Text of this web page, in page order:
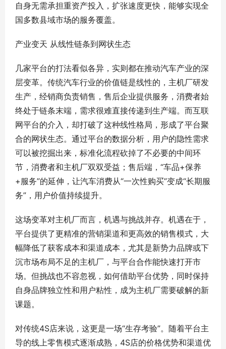
自身无需承担重资产投入，扩张速度更快，能够实现全
国多数县域市场的服务覆盖。
产业变天 从线性链条到网状生态
几家平台的打法看似各异，实则都在推动汽车产业的深
层变革。传统汽车行业的价值链是线性的，主机厂研发
生产，经销商负责销售，售后企业提供服务，消费者始
终处于链条末端，需求很难直接传递到生产端。而互联
网平台的介入，却打破了这种线性格局，形成了平台聚
合的网状生态。通过平台的数据分析，用户的隐性需求
可以被挖掘出来，标准化流程砍掉了不必要的中间环
节，消费者和主机厂双双受益；售后端，“车品+保养
+服务”的延伸，让汽车消费从“一次性购买”变成“长期服
务”，用户价值持续提升。
这场变革对主机厂而言，机遇与挑战并存。机遇在于，
平台提供了更精准的营销渠道和更高效的销售模式，大
幅降低了获客成本和渠道成本，尤其是新势力品牌或下
沉市场布局不足的主机厂，与平台合作能快速打开市
场。但挑战也不容忽视，如何借助平台优势，同时保持
自身品牌独立性和用户粘性，成为主机厂需要破解的新
课题。
对传统4S店来说，这更是一场“生存考验”。随着平台主
导的线上零售模式逐渐成熟，4S店的价格优势和渠道优